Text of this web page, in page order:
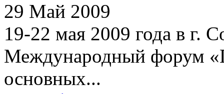
29 Май 2009
19-22 мая 2009 года в г.
Международный форум
основных...